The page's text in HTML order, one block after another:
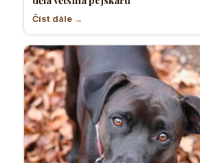
Číst dále →